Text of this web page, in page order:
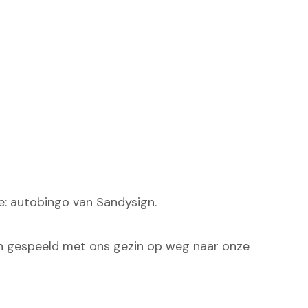
autobingo van Sandysign.
met ons gezin op weg naar onze